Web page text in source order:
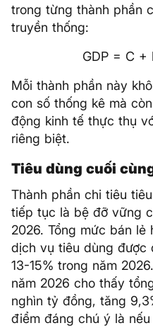
trong từng thành phần
truyền thống:
GDP = C
Mỗi thành phần này
con số thống kê mà
động kinh tế thực thụ
riêng biệt.
Tiêu dùng cuối
Thành phần chi tiêu
tiếp tục là bệ đỡ vững
2026. Tổng mức bán lẻ
dịch vụ tiêu dùng được
13-15% trong năm
năm 2026 cho thấy
nghìn tỷ đồng, tăng
điểm đáng chú ý là